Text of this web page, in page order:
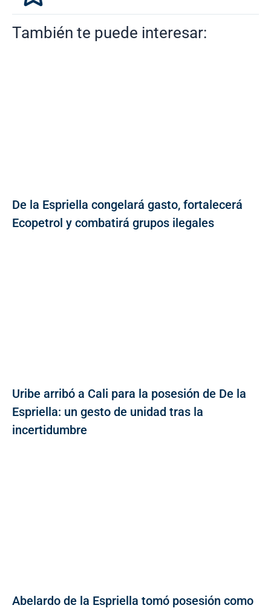
También te puede interesar:
De la Espriella congelará gasto, fortalecerá
Ecopetrol y combatirá grupos ilegales
Uribe arribó a Cali para la posesión de De la
Espriella: un gesto de unidad tras la
incertidumbre
Abelardo de la Espriella tomó posesión como